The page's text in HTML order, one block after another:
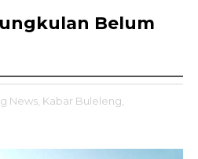
Belum
News, Kabar Buleleng,